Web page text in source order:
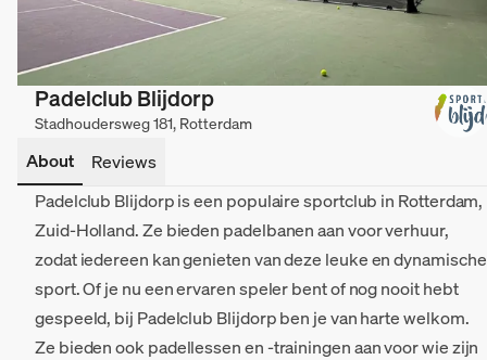
Padelclub Blijdorp
Stadhoudersweg 181, Rotterdam
About
Reviews
Padelclub Blijdorp is een populaire sportclub in Rotterdam,
Zuid-Holland. Ze bieden padelbanen aan voor verhuur,
zodat iedereen kan genieten van deze leuke en dynamische
sport. Of je nu een ervaren speler bent of nog nooit hebt
gespeeld, bij Padelclub Blijdorp ben je van harte welkom.
Ze bieden ook padellessen en -trainingen aan voor wie zijn